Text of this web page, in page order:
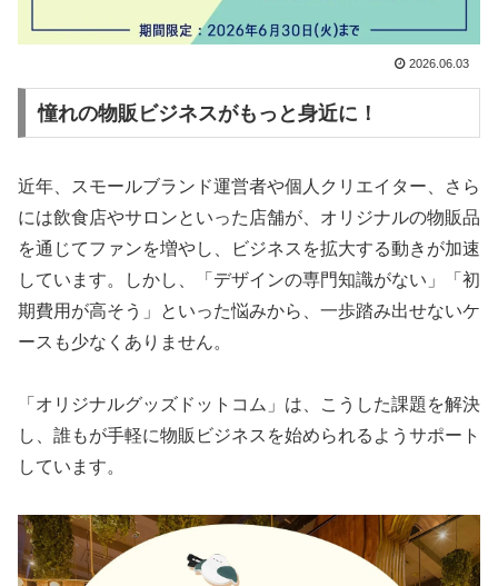
2026.06.03
憧れの物販ビジネスがもっと身近に！
近年、スモールブランド運営者や個人クリエイター、さら
には飲食店やサロンといった店舗が、オリジナルの物販品
を通じてファンを増やし、ビジネスを拡大する動きが加速
しています。しかし、「デザインの専門知識がない」「初
期費用が高そう」といった悩みから、一歩踏み出せないケ
ースも少なくありません。
「オリジナルグッズドットコム」は、こうした課題を解決
し、誰もが手軽に物販ビジネスを始められるようサポート
しています。